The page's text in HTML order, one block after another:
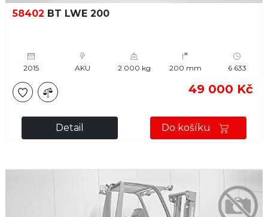
58402 BT LWE 200
2015 AKU 2 000 kg 200 mm 6 633
49 000 Kč
Detail Do košíku